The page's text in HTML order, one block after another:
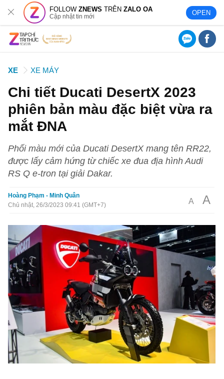
FOLLOWZNEWS TRÊNZALO OA
Cập nhật tin mới OPEN
XE XE MÁY
Chi tiết Ducati DesertX 2023
phiên bản màu đặc biệt vừa ra
mắt ĐNA
Phối màu mới của Ducati DesertX mang tên RR22,
được lấy cảm hứng từ chiếc xe đua địa hình Audi
RS Q e-tron tại giải Dakar.
Hoàng Phạm - Minh Quân
Chủ nhật, 26/3/2023 09:41 (GMT+7)
A A